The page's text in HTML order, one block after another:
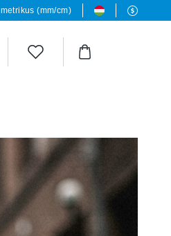
metrikus (mm/cm)